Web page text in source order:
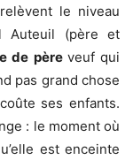
le niveau
Auteuil (père et
de père veuf qui
pas grand chose
ses enfants.
: le moment où
est enceinte